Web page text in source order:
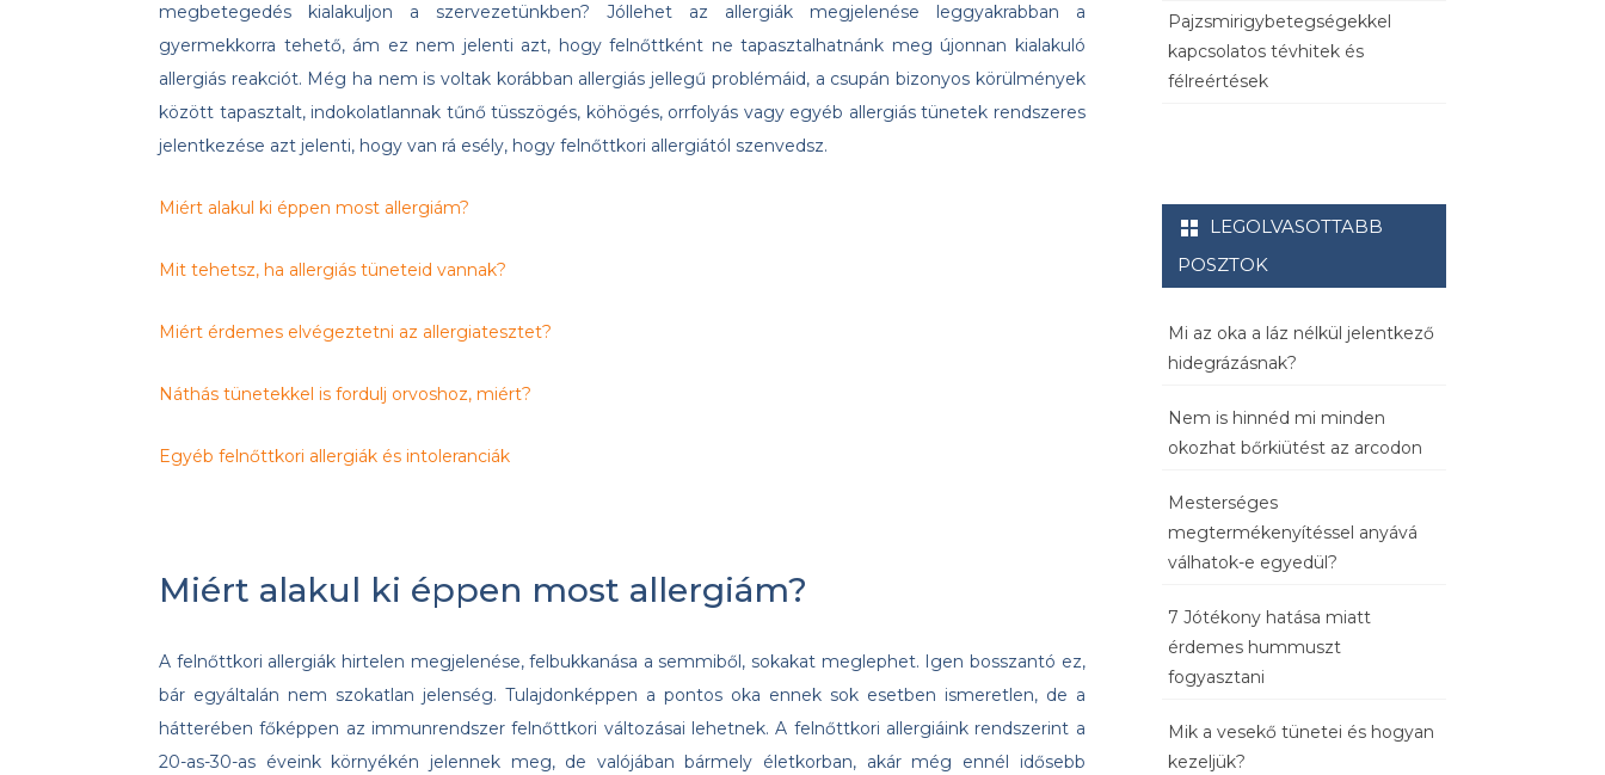
megbetegedés kialakuljon a szervezetünkben? Jóllehet az allergiák megjelenése leggyakrabban a
gyermekkorra tehető, ám ez nem jelenti azt, hogy felnőttként ne tapasztalhatnánk meg újonnan kialakuló
allergiás reakciót. Még ha nem is voltak korábban allergiás jellegű problémáid, a csupán bizonyos körülmények
között tapasztalt, indokolatlannak tűnő tüsszögés, köhögés, orrfolyás vagy egyéb allergiás tünetek rendszeres
jelentkezése azt jelenti, hogy van rá esély, hogy felnőttkori allergiától szenvedsz.
Miért alakul ki éppen most allergiám?
Mit tehetsz, ha allergiás tüneteid vannak?
Miért érdemes elvégeztetni az allergiatesztet?
Náthás tünetekkel is fordulj orvoshoz, miért?
Egyéb felnőttkori allergiák és intoleranciák
Miért alakul ki éppen most allergiám?
A felnőttkori allergiák hirtelen megjelenése, felbukkanása a semmiből, sokakat meglephet. Igen bosszantó ez,
bár egyáltalán nem szokatlan jelenség. Tulajdonképpen a pontos oka ennek sok esetben ismeretlen, de a
hátterében főképpen az immunrendszer felnőttkori változásai lehetnek. A felnőttkori allergiáink rendszerint a
20-as-30-as éveink környékén jelennek meg, de valójában bármely életkorban, akár még ennél idősebb
Pajzsmirigybetegségekkel
kapcsolatos tévhitek és
félreértések
LEGOLVASOTTABB
POSZTOK
Mi az oka a láz nélkül jelentkező
hidegrázásnak?
Nem is hinnéd mi minden
okozhat bőrkiütést az arcodon
Mesterséges
megtermékenyítéssel anyává
válhatok-e egyedül?
7 Jótékony hatása miatt
érdemes hummuszt
fogyasztani
Mik a vesekő tünetei és hogyan
kezeljük?